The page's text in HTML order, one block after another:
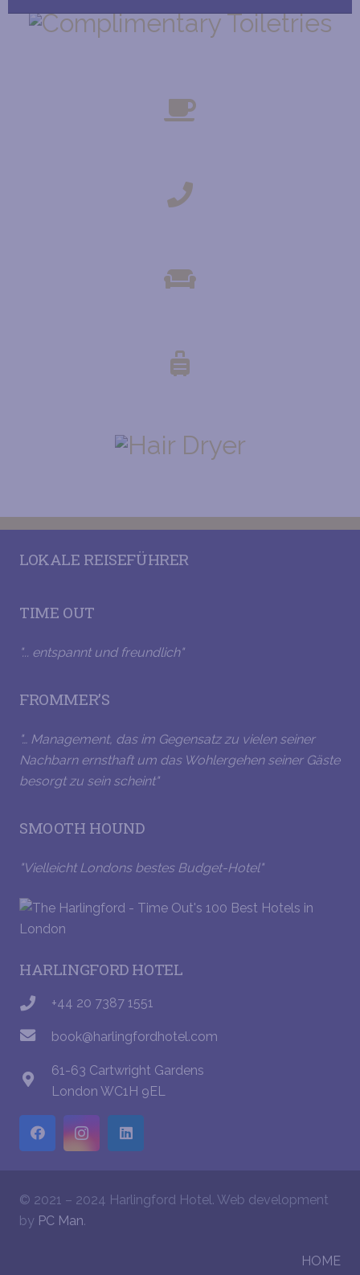
LOKALE REISEFÜHRER
TIME OUT
"... entspannt und freundlich"
FROMMER’S
"… Management, das im Gegensatz zu vielen seiner
Nachbarn ernsthaft um das Wohlergehen seiner Gäste
besorgt zu sein scheint"
SMOOTH HOUND
"Vielleicht Londons bestes Budget-Hotel"
HARLINGFORD HOTEL
+44 20 7387 1551
book@harlingfordhotel.com
61-63 Cartwright Gardens
London WC1H 9EL
© 2021 – 2024 Harlingford Hotel. Web development
by PC Man.
HOME